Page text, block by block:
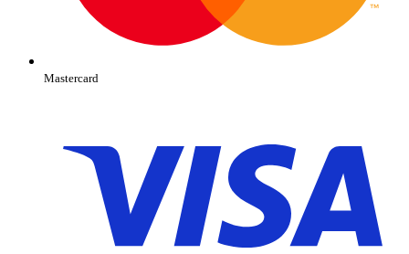
Mastercard